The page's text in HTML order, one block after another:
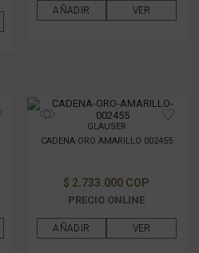
AÑADIR VER
GLAUSER
CADENA ORO AMARILLO 002455
$ 2.733.000 COP
PRECIO ONLINE
AÑADIR VER